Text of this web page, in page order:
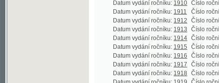
Datum vydání ročníku:
Číslo ročníku:
Datum vydání ročníku:1921 Číslo ročníku: 39
Datum vydání ročníku:1922 Číslo ročníku:40
Datum vydání ročníku:1923 Číslo ročníku:41
Datum vydání ročníku:1924 Číslo ročníku:42
Datum vydání ročníku:1925 Číslo ročníku:43
Datum vydání ročníku:1926 Číslo ročníku:44
Datum vydání ročníku:1927 Číslo ročníku:45
Datum vydání ročníku:1928 Číslo ročníku:46
Datum vydání ročníku:1929 Číslo ročníku: 47